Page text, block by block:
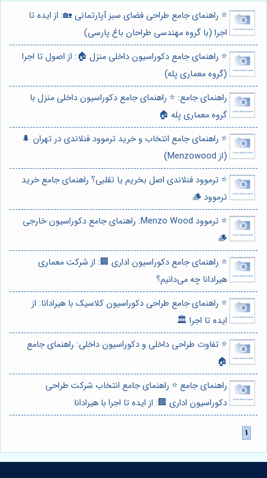
⭐️ راهنمای جامع طراحی فضای سبز آپارتمانی 🏡: از ایده تا
اجرا (با گروه مهندسی طراحان باغ پارسی)
⭐️ راهنمای جامع دکوراسیون داخلی منزل 🏠: از اصول تا اجرا
(گروه معماری پله)
راهنمای جامع: ⭐️ راهنمای جامع دکوراسیون داخلی منزل با
گروه معماری پله 🏠
⭐️ راهنمای جامع انتخاب و خرید ترموود فنلاندی در تهران 🌲
(از Menzowood)
⭐️ ترموود فنلاندی اصل بخریم یا تقلبی؟ راهنمای جامع خرید
ترموود 🪵
⭐️ ترموود Menzo Wood: راهنمای جامع دکوراسیون خارجی
🪵
⭐️ راهنمای جامع دکوراسیون اداری 🏢: از شرکت معماری
هیرادانا چه می‌دانیم؟
⭐️ راهنمای جامع طراحی دکوراسیون کلاسیک با هیرادانا: از
ایده تا اجرا 🏛️
⭐️ تفاوت طراحی داخلی و دکوراسیون داخلی: راهنمای جامع
🏠
راهنمای جامع ⭐️ راهنمای جامع انتخاب شرکت طراحی
دکوراسیون اداری 🏢: از ایده تا اجرا با هیرادانا